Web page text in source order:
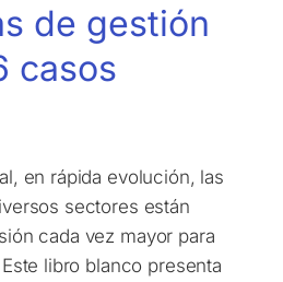
de gestión
casos
en rápida evolución, las
sectores están
cada vez mayor para
libro blanco presenta